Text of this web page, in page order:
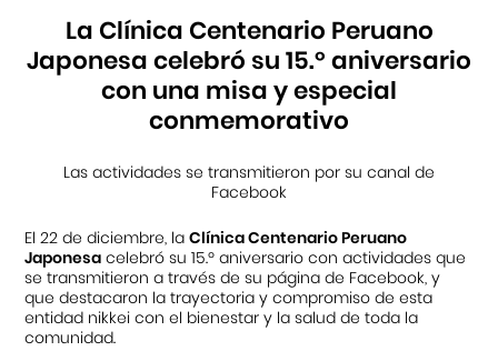
Contáctanos
La Clínica Centenario Peruano
Japonesa celebró su 15.º aniversario
con una misa y especial
conmemorativo
Las actividades se transmitieron por su canal de
Facebook
El 22 de diciembre, laClínica Centenario Peruano
Japonesa celebró su 15.º aniversario con actividades que
se transmitieron a través de su página de Facebook, y
que destacaron la trayectoria y compromiso de esta
entidad nikkei con el bienestar y la salud de toda la
comunidad.